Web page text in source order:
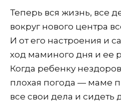
Теперь вся жизнь, все
вокруг нового центра
И от его настроения и
ход маминого дня и ее
Когда ребенку
плохая погода — маме
все свои дела и сидеть